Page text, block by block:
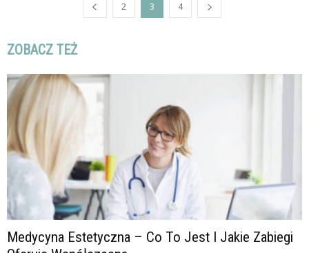
2 3 4
ZOBACZ TEŻ
Medycyna Estetyczna – Co To Jest I Jakie Zabiegi